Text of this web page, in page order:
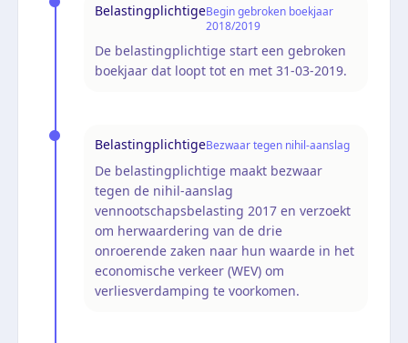
BelastingplichtigeBegin gebroken boekjaar
2018/2019
De belastingplichtige start een gebroken
boekjaar dat loopt tot en met 31-03-2019.
BelastingplichtigeBezwaar tegen nihil-aanslag
De belastingplichtige maakt bezwaar
tegen de nihil-aanslag
vennootschapsbelasting 2017 en verzoekt
om herwaardering van de drie
onroerende zaken naar hun waarde in het
economische verkeer (WEV) om
verliesverdamping te voorkomen.